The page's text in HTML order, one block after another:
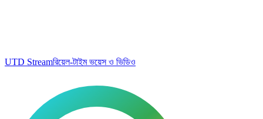
UTD Streamরিয়েল-টাইম ভয়েস ও ভিডিও